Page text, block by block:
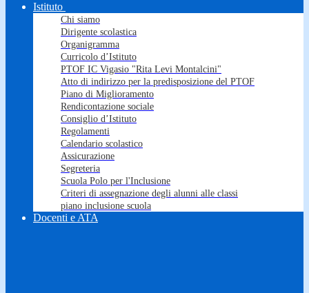
Istituto
Chi siamo
Dirigente scolastica
Organigramma
Curricolo d’Istituto
PTOF IC Vigasio "Rita Levi Montalcini"
Atto di indirizzo per la predisposizione del PTOF
Piano di Miglioramento
Rendicontazione sociale
Consiglio d’Istituto
Regolamenti
Calendario scolastico
Assicurazione
Segreteria
Scuola Polo per l'Inclusione
Criteri di assegnazione degli alunni alle classi
piano inclusione scuola
Docenti e ATA